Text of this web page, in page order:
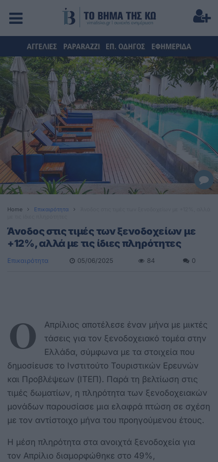
ΑΓΓΕΛΙΕΣ PAPARAZZI ΕΠ. ΟΔΗΓΟΣ ΕΦΗΜΕΡΙΔΑ
Home Επικαιρότητα
Άνοδος στις τιμές των ξενοδοχείων με
+12%, αλλά με τις ίδιες πληρότητες
Επικαιρότητα 05/06/2025 84 0
Ο
Απρίλιος αποτέλεσε έναν μήνα με μικτές
τάσεις για τον ξενοδοχειακό τομέα στην
Ελλάδα, σύμφωνα με τα στοιχεία που
δημοσίευσε το Ινστιτούτο Τουριστικών Ερευνών
και Προβλέψεων (ΙΤΕΠ). Παρά τη βελτίωση στις
τιμές δωματίων, η πληρότητα των ξενοδοχειακών
μονάδων παρουσίασε μια ελαφρά πτώση σε σχέση
με τον αντίστοιχο μήνα του προηγούμενου έτους.
Η μέση πληρότητα στα ανοιχτά ξενοδοχεία για
τον Απρίλιο διαμορφώθηκε στο 49%,